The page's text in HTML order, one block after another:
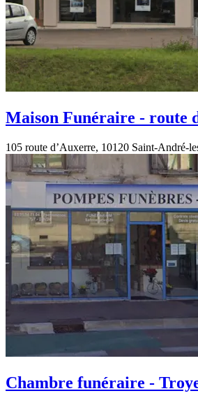
Maison Funéraire - route
105 route d’Auxerre, 10120 Saint-André-
Chambre funéraire -